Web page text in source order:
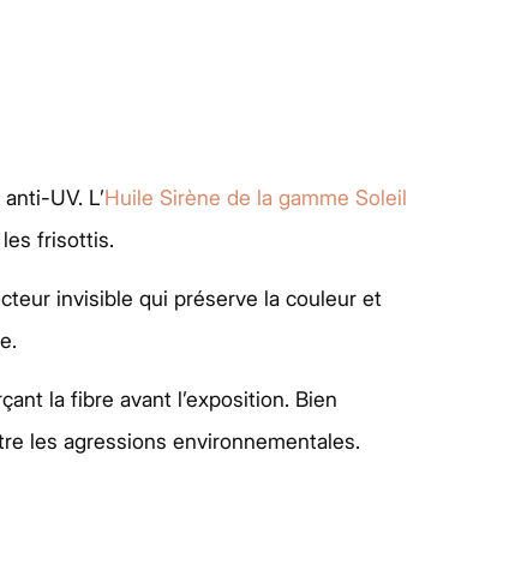
UV. L’Huile Sirène de la gamme Soleil
frisottis.
invisible qui préserve la couleur et
la fibre avant l’exposition. Bien
les agressions environnementales.